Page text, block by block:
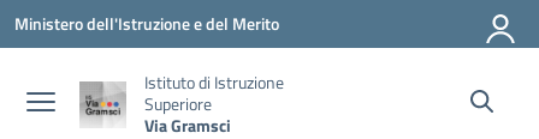
Vai ai contenuti
Vai al menu di navigazione
Vai al footer
Ministero dell'Istruzione e del Merito
Istituto di Istruzione
Superiore
Via Gramsci